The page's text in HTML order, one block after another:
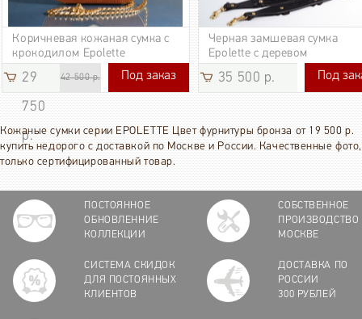
Коричневая кожаная сумка с
крокодилом Epolette
29
750
р.
42 500 р. 29 750 р.
Под заказ
Черная замшевая сумка
Epolette с деревом
35 500 р. 35 500 р.
Под
Кожаные сумки серии EPOLETTE Цвет фурнитуры бронза от 19 500 р.
купить недорого с доставкой по Москве и России. Качественные фото,
только сертифицированный товар.
ПОСТОЯННОЕ
ОБНОВЛЕННИЕ
КОЛЛЕКЦИИ
СОБСТВЕННОЕ
ПРОИЗВОДСТВО
МОСКВЕ
СИСТЕМА СКИДОК
ДЛЯ ПОСТОЯННЫХ
КЛИЕНТОВ
ДОСТАВКА ПО
РОССИИ
300 РУБЛЕЙ